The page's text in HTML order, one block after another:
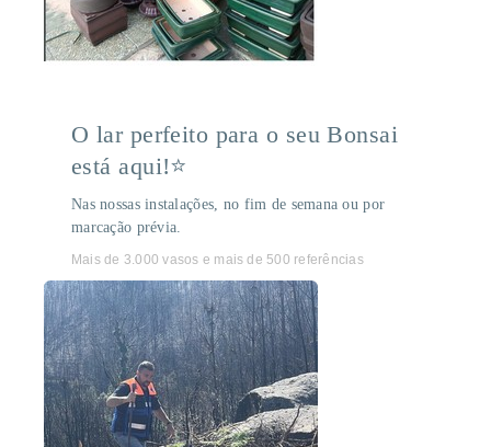
O lar perfeito para o seu Bonsai
está aqui!⭐
Nas nossas instalações, no fim de semana ou por
marcação prévia.
Mais de 3.000 vasos e mais de 500 referências